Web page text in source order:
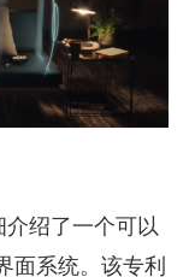
绍了一个可以
面系统。该专利